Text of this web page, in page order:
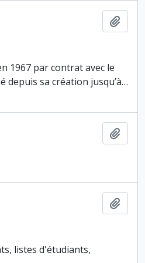
1967 par contrat avec le
depuis sa création jusqu’à…
listes d'étudiants,